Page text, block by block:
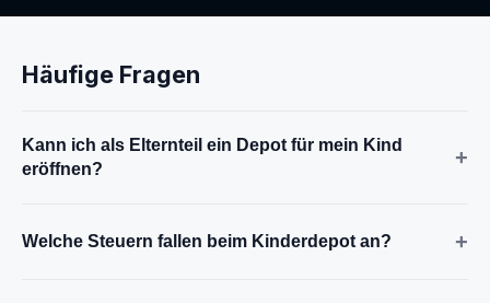
Häufige Fragen
Kann ich als Elternteil ein Depot für mein Kind
eröffnen?
+
Welche Steuern fallen beim Kinderdepot an? +